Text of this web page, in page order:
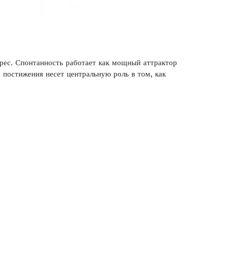
Спонтанность работает как мощный аттрактор
несет центральную роль в том, как